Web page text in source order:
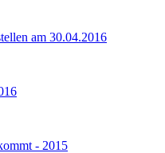
am 30.04.2016
- 2015